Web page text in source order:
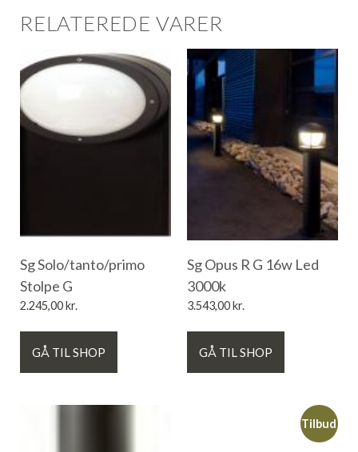
RELATEREDE VARER
Sg Solo/tanto/primo
Stolpe G
2.245,00kr.
GÅ TIL SHOP
Sg Opus R G 16w Led
3000k
3.543,00kr.
GÅ TIL SHOP
Tilbud